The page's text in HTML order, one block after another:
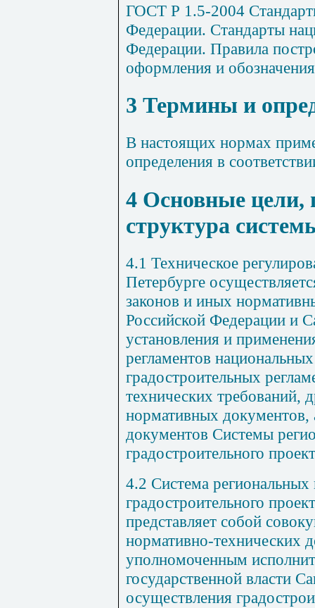
ГОСТ Р 1.5-2004
Федерации. Стандарты
Федерации. Правила
оформления и обозначения
3 Термины и
В настоящих нормах
определения в
4 Основные
структура
4.1 Техническое
Петербурге
законов и иных
Российской Федерации и
установления и
регламентов
градостроительных
технических требований,
нормативных документов,
документов Системы
градостроительного
4.2 Система региональных
градостроительного
представляет собой
нормативно-технических
уполномоченным
государственной власти
осуществления